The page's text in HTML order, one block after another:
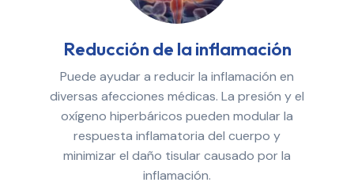
Reducción de la inflamación
Puede ayudar a reducir la inflamación en
diversas afecciones médicas. La presión y el
oxígeno hiperbáricos pueden modular la
respuesta inflamatoria del cuerpo y
minimizar el daño tisular causado por la
inflamación.